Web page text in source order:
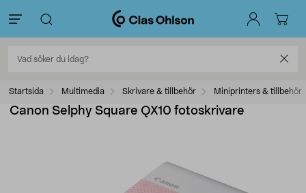
Startsida Multimedia Skrivare & tillbehör Miniprinters & tillbehör
Canon Selphy Square QX10 fotoskrivare